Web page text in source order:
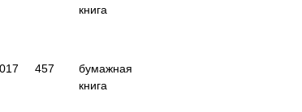
книга
457
бумажная
книга